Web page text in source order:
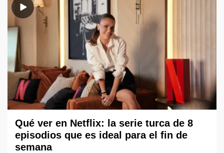
Qué ver en Netflix: la serie turca de 8
episodios que es ideal para el fin de
semana